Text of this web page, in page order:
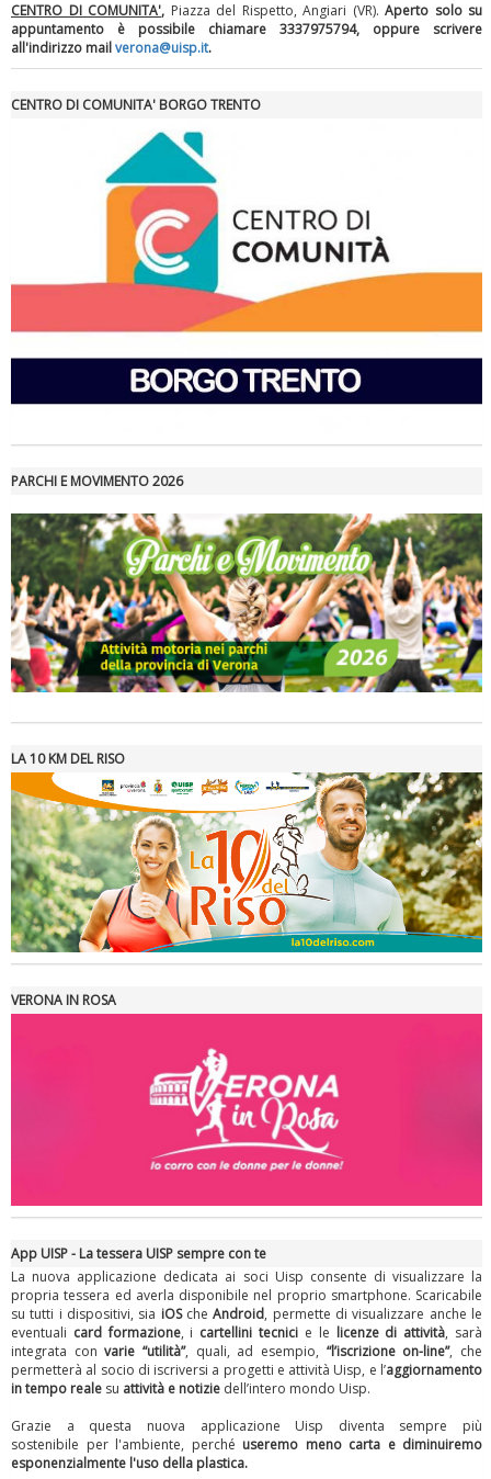
Tiziano Pesce a Radio InBlu2000 traccia il bilancio della stagione
Ddl Lobby, Uisp: “Il Parlamento valorizzi le nostre specificità"
La formazione Uisp rallenta ma prosegue anche in estate
Roma
CENTRO DI COMUNITA', Piazza del Rispetto, Angiari (VR). Aperto solo su
appuntamento è possibile chiamare 3337975794, oppure scrivere
all'indirizzo mailverona@uisp.it.
CENTRO DI COMUNITA' BORGO TRENTO
PARCHI E MOVIMENTO 2026
LA 10 KM DEL RISO
VERONA IN ROSA
App UISP - La tessera UISP sempre con te
La nuova applicazione dedicata ai soci Uisp consente di visualizzare la
propria tessera ed averla disponibile nel proprio smartphone. Scaricabile
su tutti i dispositivi, sia iOScheAndroid, permette di visualizzare anche le
eventuali card formazione, i cartellini tecnici e le licenze di attività, sarà
integrata convarie “utilità”, quali, ad esempio, “l’iscrizione on-line”, che
permetterà al socio di iscriversi a progetti e attività Uisp, e l’aggiornamento
in tempo reale su attività e notizie dell’intero mondo Uisp.
Grazie a questa nuova applicazione Uisp diventa sempre più
sostenibile per l'ambiente, perché useremo meno carta e diminuiremo
esponenzialmente l'uso della plastica.